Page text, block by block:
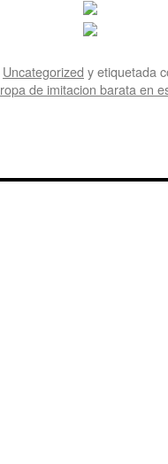
Uncategorized y etiquetada
ropa de imitacion barata en